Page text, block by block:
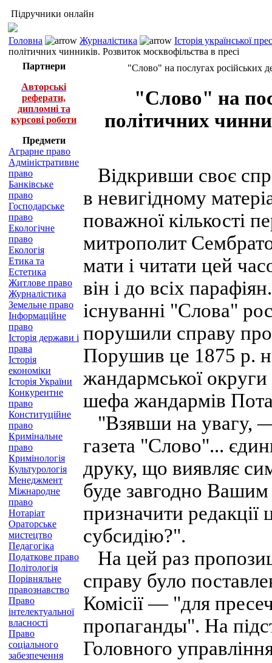
Підручники онлайн
Головна Журналістика
Історія української
політичних чинників. Розвиток москвофільства в пресі
Партнери
Авторські
реферати,
дипломні та
курсові роботи
Предмети
Аграрне право
Адміністративне
право
Банківське
право
Господарське
право
Екологічне
право
Екологія
Етика та
Естетика
Житлове право
Журналістика
Земельне право
Інформаційне
право
Історія держави і
права
Історія
економіки
Історія України
Конкурентне
право
Конституційне
право
Кримінальне
право
Кримінологія
Культурологія
Менеджмент
Міжнародне
право
Нотаріат
Ораторське
мистецтво
Педагогіка
Податкове право
Політологія
Порівняльне
правознавство
Право
інтелектуальної
власності
Право
соціального
забезпечення
"Слово" на послугах російських
"Слово" на
політичних
Відкривши своє
в невигідному
поважної кількості
митрополит
мати і читати цей
він і до всіх
існуванні "Слова"
порушили справу
Порушив це 1875 р.
жандармської
шефа жандармів
"Взявши на увагу,
газета "Слово"...
друку, що виявляє
буде завгодно
призначити редакції
субсидію?".
На цей раз
справу було
Комісії — "для
пропаганды". На
Головного